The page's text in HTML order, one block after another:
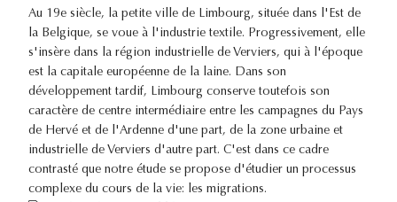
Au 19e siècle, la petite ville de Limbourg, située dans l'Est de
la Belgique, se voue à l'industrie textile. Progressivement, elle
s'insère dans la région industrielle de Verviers, qui à l'époque
est la capitale européenne de la laine. Dans son
développement tardif, Limbourg conserve toutefois son
caractère de centre intermédiaire entre les campagnes du Pays
de Hervé et de l'Ardenne d'une part, de la zone urbaine et
industrielle de Verviers d'autre part. C'est dans ce cadre
contrasté que notre étude se propose d'étudier un processus
complexe du cours de la vie: les migrations.